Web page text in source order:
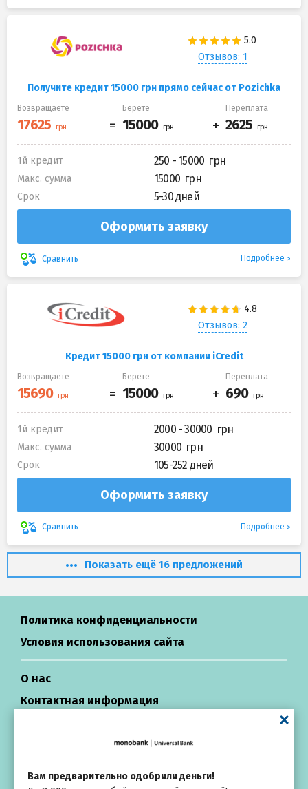
Отзывов: 1
Получите кредит 15000 грн прямо сейчас от Pozichka
Возвращаете Берете Переплата
1й кредит 250 - 15000
Макс. сумма 15000
Срок 5-30 дней
Оформить заявку
Сравнить Подробнее
Отзывов: 2
Кредит 15000 грн от компании iCredit
Возвращаете Берете Переплата
1й кредит 2000 - 30000
Макс. сумма 30000
Срок 105-252 дней
Оформить заявку
Сравнить Подробнее
Вам предварительно одобрили деньги!
Показать ещё 16 предложений
Политика конфиденциальности
Условия использования сайта
О нас
Контактная информация
Кредиты в Украине